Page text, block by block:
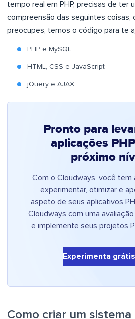
tempo real em PHP, precisas de ter
compreensão das seguintes coisas,
preocupes, temos o código para te
PHP e MySQL
HTML, CSS e JavaScript
jQuery e AJAX
Pronto para
aplicações
próximo
Com o Cloudways, você tem
experimentar, otimizar e
aspeto de seus aplicativos
Cloudways com uma
e implemente seus projetos
Experimenta
Como criar um